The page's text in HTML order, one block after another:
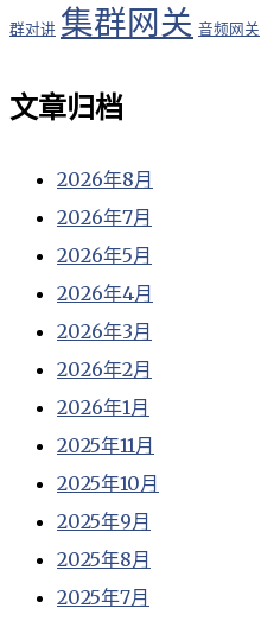
群对讲 集群网关 音频网关
文章归档
2026年8月
2026年7月
2026年5月
2026年4月
2026年3月
2026年2月
2026年1月
2025年11月
2025年10月
2025年9月
2025年8月
2025年7月